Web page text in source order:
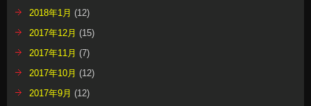
2018年1月 (12)
2017年12月 (15)
2017年11月 (7)
2017年10月 (12)
2017年9月 (12)